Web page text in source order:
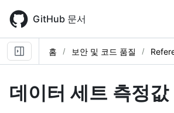
main
content
GitHub 문서
홈 보안 및 코드 품질
데이터 세트 측정값